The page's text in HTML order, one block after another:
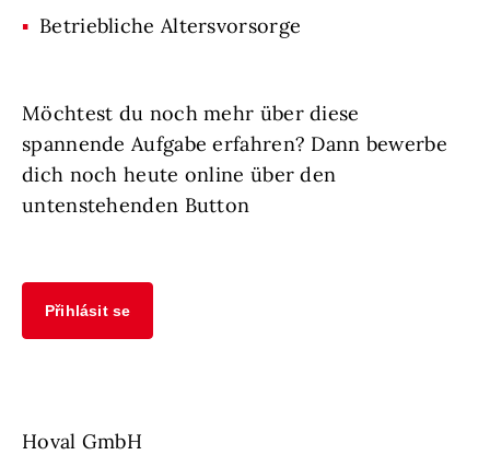
Betriebliche Altersvorsorge
Möchtest du noch mehr über diese
spannende Aufgabe erfahren? Dann bewerbe
dich noch heute online über den
untenstehenden Button
Přihlásit se
Hoval GmbH